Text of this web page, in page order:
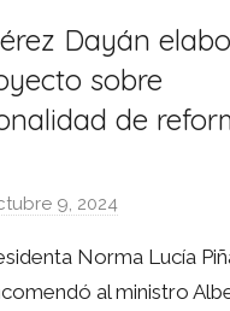
a
t
v
Dayán
sobre
de
9, 2024
r
S
Norma Lucía
al ministro